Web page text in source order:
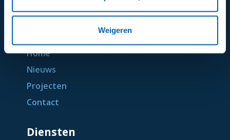
Weigeren
Algemeen
Home
Nieuws
Projecten
Contact
Diensten